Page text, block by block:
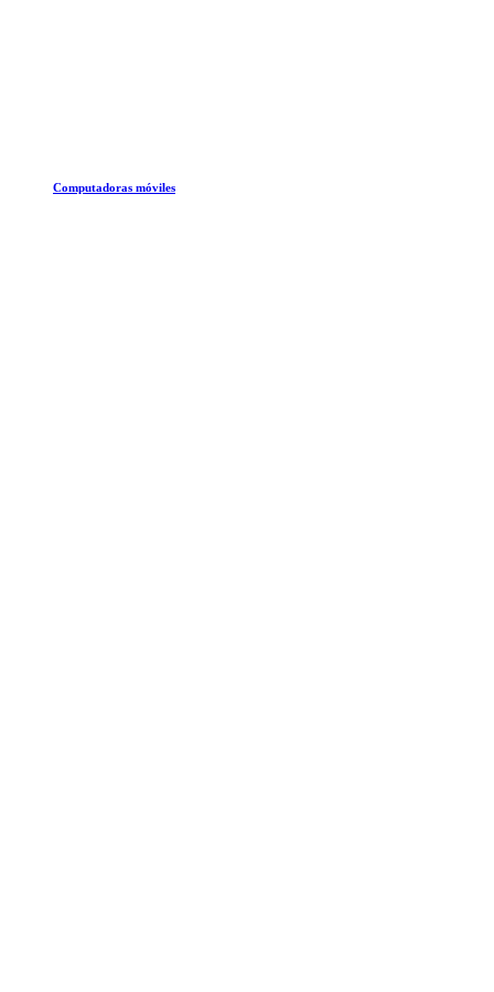
Computadoras móviles